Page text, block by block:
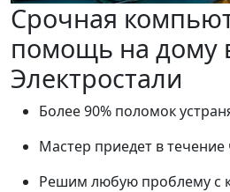
Срочная
помощь на дому
Электростали
Более 90% поломок
Мастер приедет в течение
Решим любую проблему с